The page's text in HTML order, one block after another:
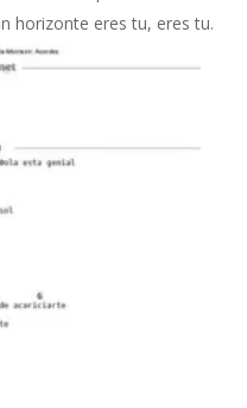
horizonte eres tu, eres tu.